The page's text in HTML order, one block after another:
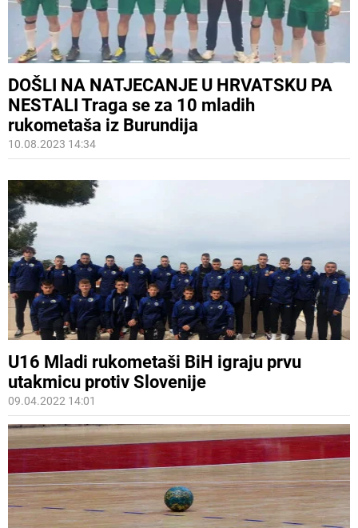
DOŠLI NA NATJECANJE U HRVATSKU PA
NESTALI Traga se za 10 mladih
rukometaša iz Burundija
10.08.2023 14:34
U16 Mladi rukometaši BiH igraju prvu
utakmicu protiv Slovenije
09.04.2022 14:01